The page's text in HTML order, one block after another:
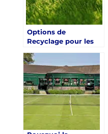
Options de
Recyclage pour les
dans la Construction
d’un Court de Tennis
en Gazon
Synthétique à Nice